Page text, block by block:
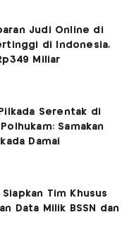
Judi Online di
di Indonesia,
Miliar
Serentak di
Samakan
Damai
Tim Khusus
Data Milik BSSN dan